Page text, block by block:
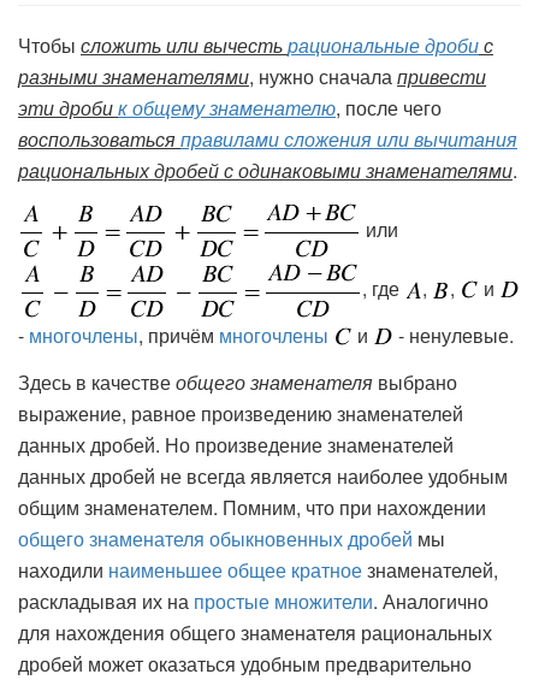
Чтобы сложить или вычестьрациональные дробис
разными знаменателями, нужно сначалапривести
эти дробик общему знаменателю, после чего
воспользоватьсяправилами сложения или вычитания
рациональных дробей с одинаковыми знаменателями.
или
, где , ,
и
- многочлены, причём многочлены и
- ненулевые.
Здесь в качествеобщего знаменателя выбрано
выражение, равное произведению знаменателей
данных дробей. Но произведение знаменателей
данных дробей не всегда является наиболее удобным
общим знаменателем. Помним, что при нахождении
общего знаменателя обыкновенных дробей мы
находили наименьшее общее кратноезнаменателей,
раскладывая их на простые множители. Аналогично
для нахождения общего знаменателя рациональных
дробей может оказаться удобным предварительно